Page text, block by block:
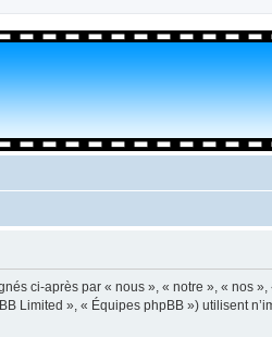
ci-après par « nous », « notre », « nos
Limited », « Équipes phpBB ») utilisent